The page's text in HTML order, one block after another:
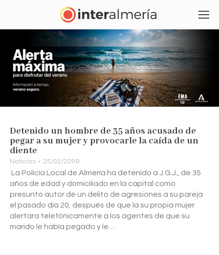
Detenido un hombre de 35 años acusado de
pegar a su mujer y provocarle la caída de un
diente
Noticias 25/02/2009
La Policía Local de Almería ha detenido a J.G.J., de 35
años de edad y domiciliado en la capital como
presunto autor de un delito de agresiones a su pareja
el pasado día 20, después de que la su propia mujer
alertara telefónicamente a los agentes de que su
marido le había pegado y le…